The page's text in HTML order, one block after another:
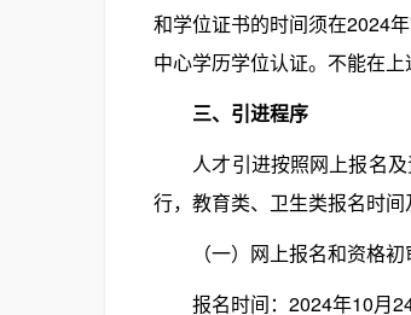
和学位证书的时间须在2024
中心学历学位认证。不能在
三、引进程序
人才引进按照网上报名及
行，教育类、卫生类报名时间
（一）网上报名和资格初
报名时间：2024年10月